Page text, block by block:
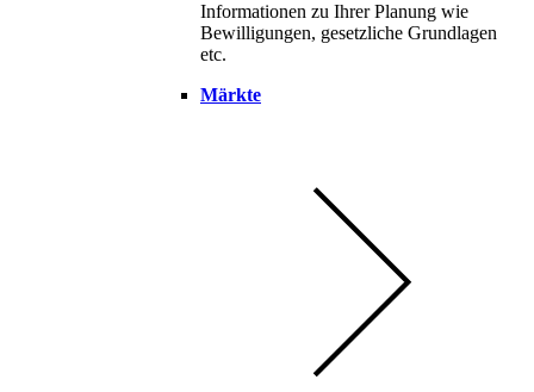
Informationen zu Ihrer Planung wie
Bewilligungen, gesetzliche Grundlagen
etc.
Märkte